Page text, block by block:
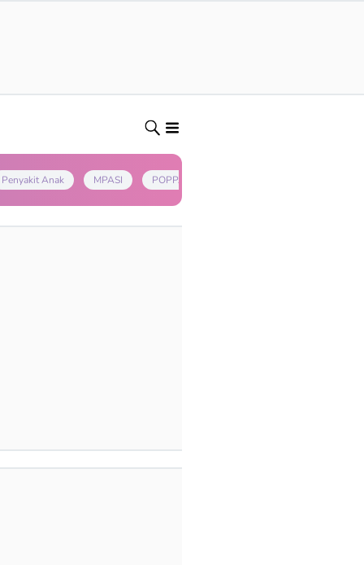
Penyakit Anak MPASI POPPAPA